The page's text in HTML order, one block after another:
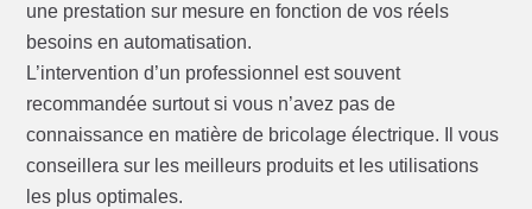
une prestation sur mesure en fonction de vos réels
besoins en automatisation.
L’intervention d’un professionnel est souvent
recommandée surtout si vous n’avez pas de
connaissance en matière de bricolage électrique. Il vous
conseillera sur les meilleurs produits et les utilisations
les plus optimales.